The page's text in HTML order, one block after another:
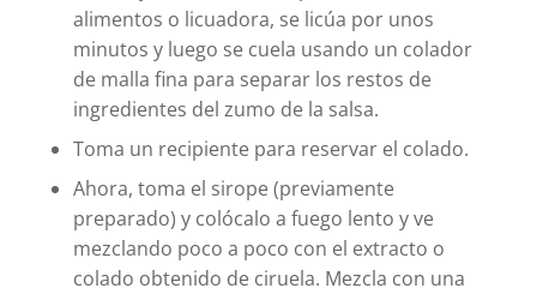
alimentos o licuadora, se licúa por unos
minutos y luego se cuela usando un colador
de malla fina para separar los restos de
ingredientes del zumo de la salsa.
Toma un recipiente para reservar el colado.
Ahora, toma el sirope (previamente
preparado) y colócalo a fuego lento y ve
mezclando poco a poco con el extracto o
colado obtenido de ciruela. Mezcla con una